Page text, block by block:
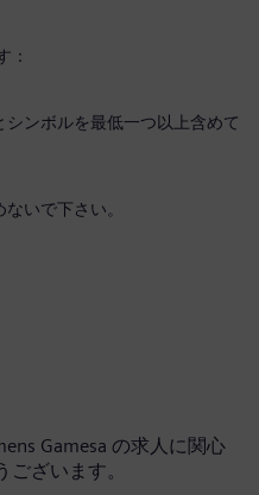
：
ンボルを最低一つ以上含めて
いで下さい。
Gamesa の求人に関心
ざいます。